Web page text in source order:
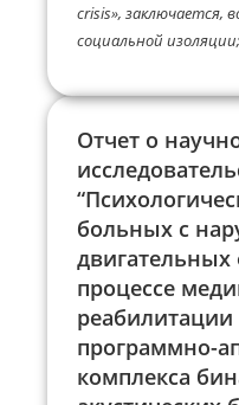
crisis», заключается,
социальной
Отчет о
больных с
процессе
программно-
комплекса